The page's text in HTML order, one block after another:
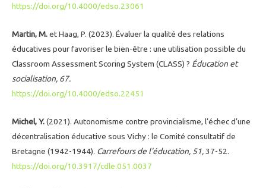
https://doi.org/10.4000/edso.23061
Martin, M.et Haag, P. (2023). Évaluer la qualité des relations
éducatives pour favoriser le bien-être : une utilisation possible du
Classroom Assessment Scoring System (CLASS) ? Éducation et
socialisation, 67.
https://doi.org/10.4000/edso.22451
Michel, Y.(2021). Autonomisme contre provincialisme, l’échec d’une
décentralisation éducative sous Vichy : le Comité consultatif de
Bretagne (1942-1944). Carrefours de l'éducation, 51,37-52.
https://doi.org/10.3917/cdle.051.0037